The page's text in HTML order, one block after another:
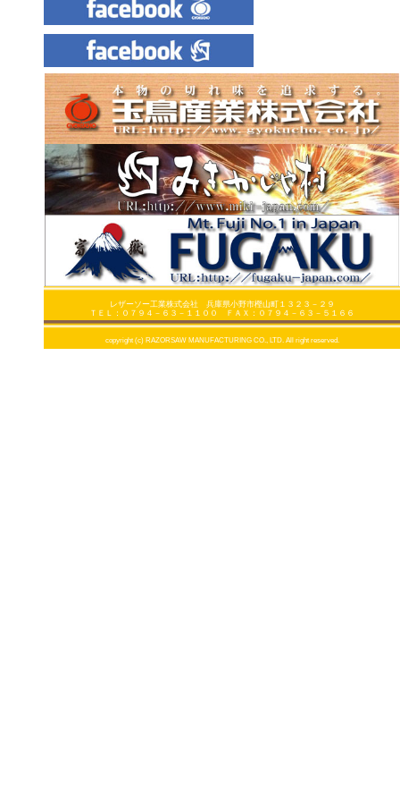
レザーソー工業株式会社 兵庫県小野市樫山町１３２３－２９
ＴＥＬ：０７９４－６３－１１００ ＦＡＸ：０７９４－６３－５１６６
copyright (c) RAZORSAW MANUFACTURING CO., LTD. All right reserved.